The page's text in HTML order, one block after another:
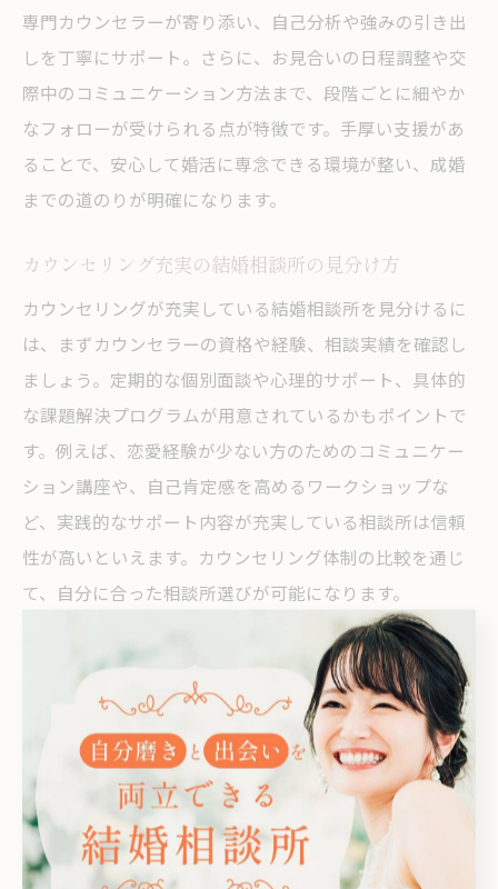
専門カウンセラーが寄り添い、自己分析や強みの引き出
しを丁寧にサポート。さらに、お見合いの日程調整や交
際中のコミュニケーション方法まで、段階ごとに細やか
なフォローが受けられる点が特徴です。手厚い支援があ
ることで、安心して婚活に専念できる環境が整い、成婚
までの道のりが明確になります。
カウンセリング充実の結婚相談所の見分け方
カウンセリングが充実している結婚相談所を見分けるに
は、まずカウンセラーの資格や経験、相談実績を確認し
ましょう。定期的な個別面談や心理的サポート、具体的
な課題解決プログラムが用意されているかもポイントで
す。例えば、恋愛経験が少ない方のためのコミュニケー
ション講座や、自己肯定感を高めるワークショップな
ど、実践的なサポート内容が充実している相談所は信頼
性が高いといえます。カウンセリング体制の比較を通じ
て、自分に合った相談所選びが可能になります。
担当者の対応力で選ぶ結婚相談所のポイント
担当者の対応力は結婚相談所選びの大きな決め手となり
ます。迅速かつ親身な対応、会員の悩みに対して具体的
な解決策を提案できるかが重要です。例えば、婚活中の
不安や迷いに対し、段階的な課題設定や行動計画を提示
する担当者は信頼できます。また、成婚までの進捗管理
やフォロー体制が整っているかもチェックしましょう。